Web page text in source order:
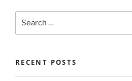
RECENT POSTS